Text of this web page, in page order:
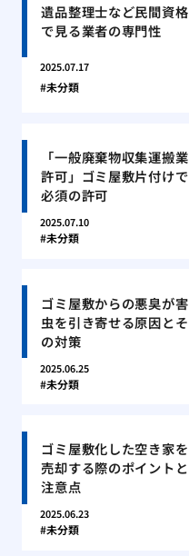
遺品整理士など民間資格
で見る業者の専門性
2025.07.17
未分類
「一般廃棄物収集運搬業
許可」ゴミ屋敷片付けで
必須の許可
2025.07.10
未分類
ゴミ屋敷からの悪臭が害
虫を引き寄せる原因とそ
の対策
2025.06.25
未分類
ゴミ屋敷化した空き家を
売却する際のポイントと
注意点
2025.06.23
未分類